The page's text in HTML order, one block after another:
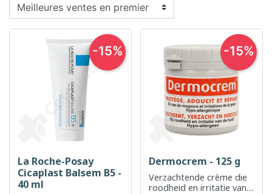
La Roche-Posay
Cicaplast Balsem B5 -
40 ml
-15%
Dermocrem - 125 g
Verzachtende crème die
roodheid en irritatie van
-15%